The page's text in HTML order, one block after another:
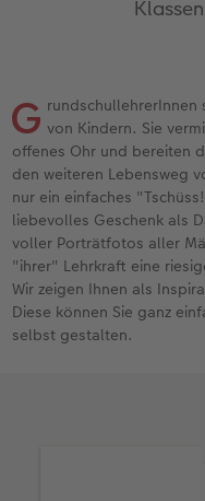
Alu
Gallery
Ideen
Art
Rahmen
CEWE
Schule
Textilien
Art
Foto-
Bio-
Mit
für
für
für
für
für
CEWE
Baby
Neue
G rundschullehrerInnen
von Kindern. Sie
offenes Ohr und bereiten
den weiteren Lebensweg
nur ein einfaches
liebevolles Geschenk als
voller Porträtfotos aller
"ihrer" Lehrkraft eine
Wir zeigen Ihnen als
Diese können Sie ganz
selbst gestalten.